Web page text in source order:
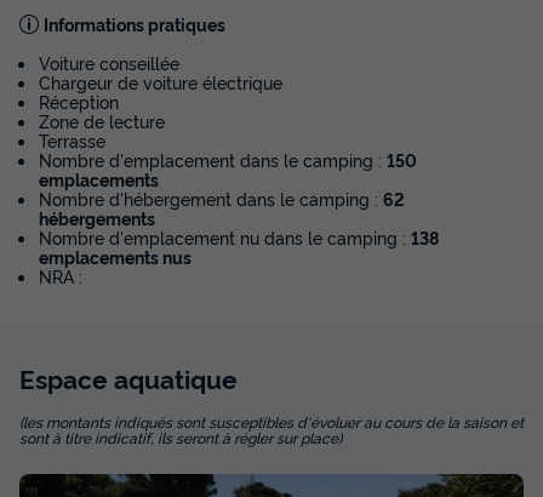
Terrasse couverte Cafetière
Salon de jardin
+ 2
BUNGALOW 6 personnes - Bungalow Familly confort
du29/09/2026
Meilleur prix pour 7 nuits
Modifier les dates
Voir les disponibilités
Informations pratiques
Voiture conseillée
Chargeur de voiture électrique
Réception
Zone de lecture
Terrasse
Nombre d'emplacement dans le camping : 150
emplacements
Nombre d'hébergement dans le camping : 62
hébergements
Nombre d'emplacement nu dans le camping : 138
emplacements nus
NRA :
Espace aquatique
(les montants indiqués sont susceptibles d'évoluer au cours de la saison et
sont à titre indicatif, ils seront à régler sur place)